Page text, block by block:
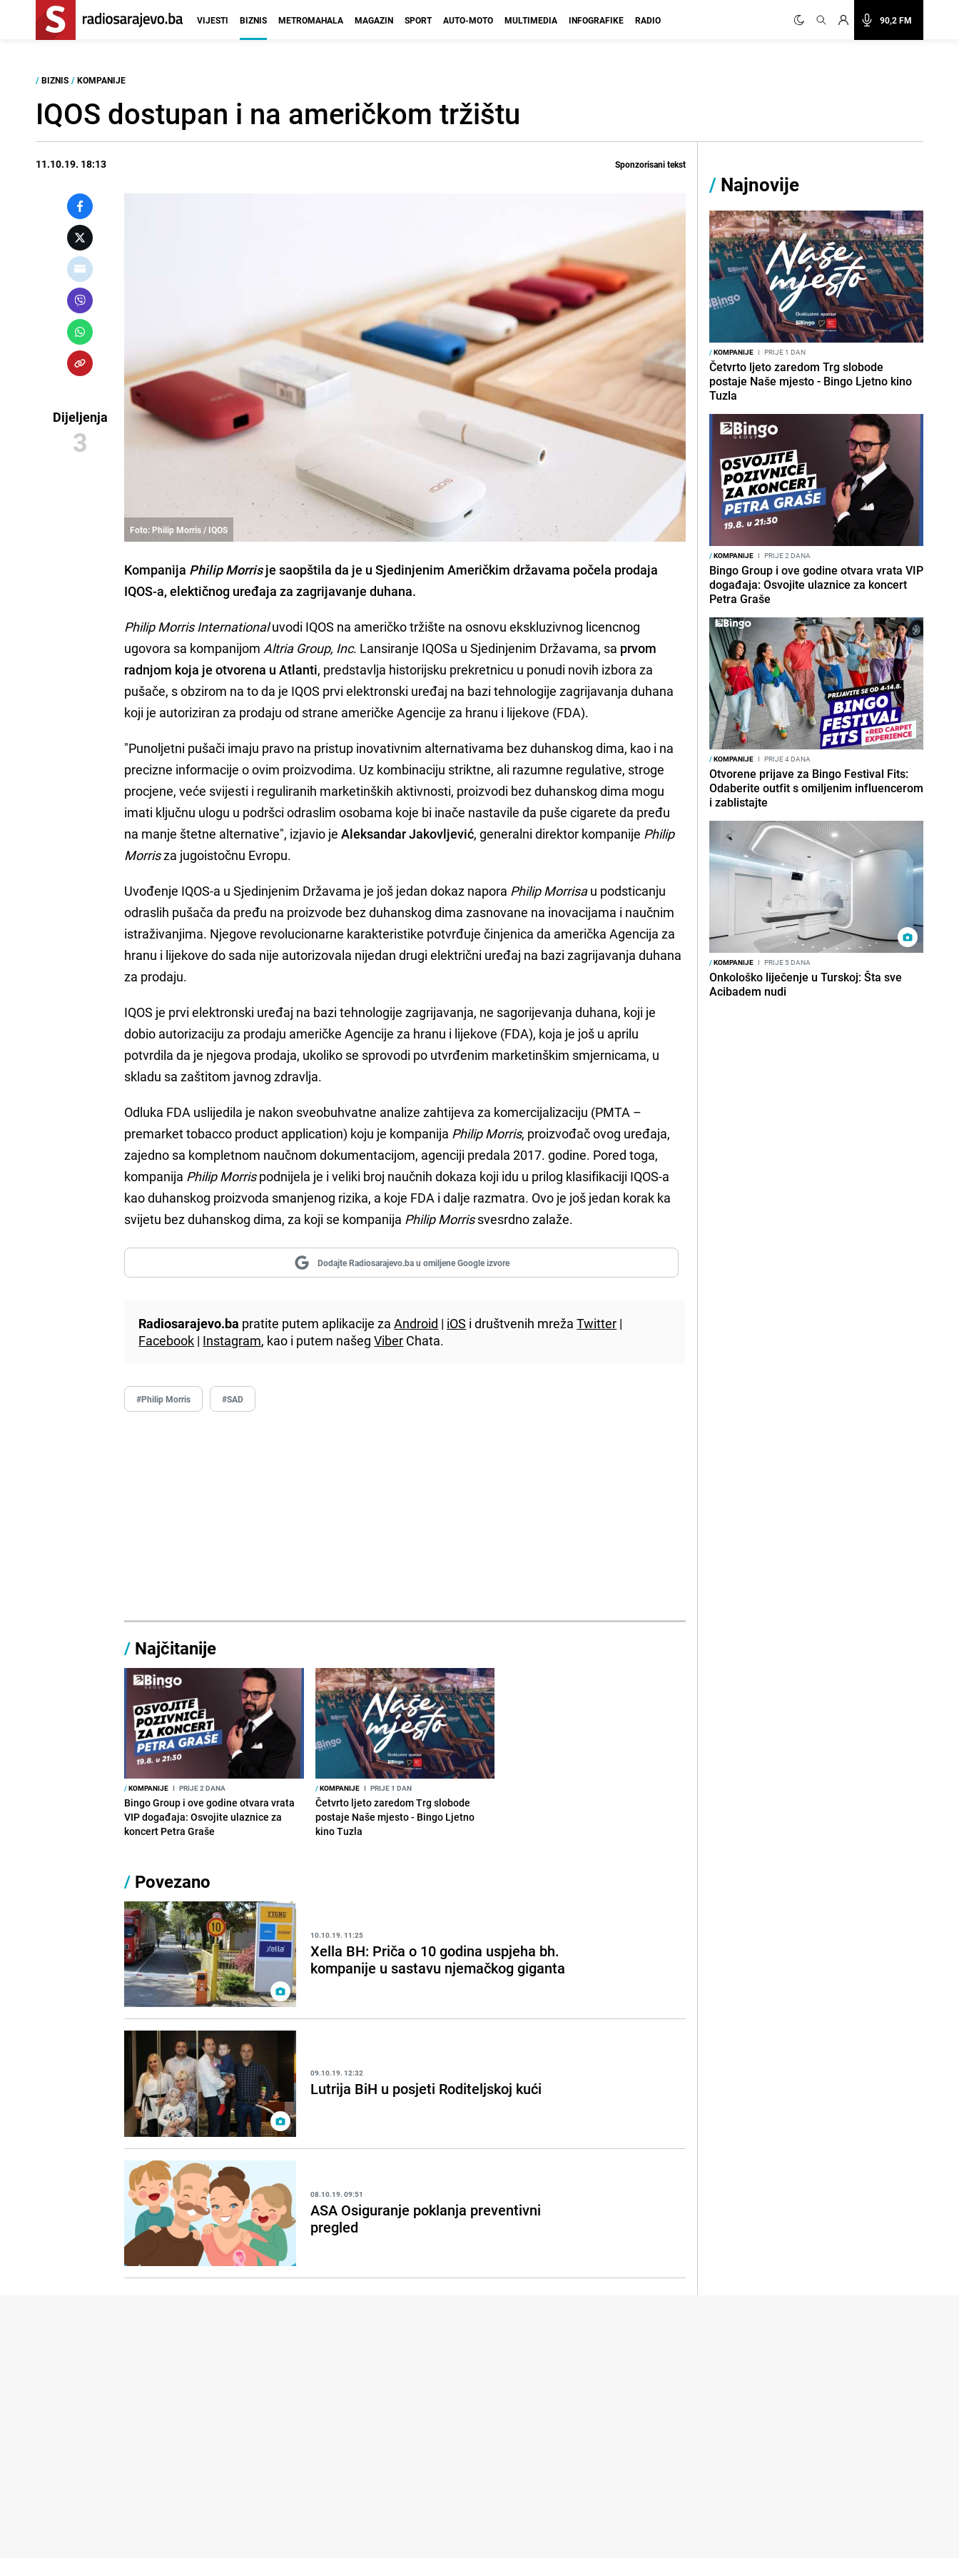
90,2 FM
VIJESTI BIZNIS METROMAHALA MAGAZIN SPORT AUTO-MOTO MULTIMEDIA INFOGRAFIKE RADIO
/ BIZNIS / KOMPANIJE
IQOS dostupan i na američkom tržištu
11.10.19. 18:13 Sponzorisani tekst
Dijeljenja
3
Foto: Philip Morris / IQOS
Kompanija Philip Morrisje saopštila da je u Sjedinjenim Američkim državama počela prodaja
IQOS-a, elektičnog uređaja za zagrijavanje duhana.
Philip Morris Internationaluvodi IQOS na američko tržište na osnovu ekskluzivnog licencnog
ugovora sa kompanijom Altria Group, Inc. Lansiranje IQOSa u Sjedinjenim Državama, sa prvom
radnjom koja je otvorena u Atlanti, predstavlja historijsku prekretnicu u ponudi novih izbora za
pušače, s obzirom na to da je IQOS prvi elektronski uređaj na bazi tehnologije zagrijavanja duhana
koji je autoriziran za prodaju od strane američke Agencije za hranu i lijekove (FDA).
"Punoljetni pušači imaju pravo na pristup inovativnim alternativama bez duhanskog dima, kao i na
precizne informacije o ovim proizvodima. Uz kombinaciju striktne, ali razumne regulative, stroge
procjene, veće svijesti i reguliranih marketinških aktivnosti, proizvodi bez duhanskog dima mogu
imati ključnu ulogu u podršci odraslim osobama koje bi inače nastavile da puše cigarete da pređu
na manje štetne alternative", izjavio jeAleksandar Jakovljević, generalni direktor kompanije Philip
Morrisza jugoistočnu Evropu.
Uvođenje IQOS-a u Sjedinjenim Državama je još jedan dokaz napora Philip Morrisau podsticanju
odraslih pušača da pređu na proizvode bez duhanskog dima zasnovane na inovacijama i naučnim
istraživanjima. Njegove revolucionarne karakteristike potvrđuje činjenica da američka Agencija za
hranu i lijekove do sada nije autorizovala nijedan drugi električni uređaj na bazi zagrijavanja duhana
za prodaju.
IQOS je prvi elektronski uređaj na bazi tehnologije zagrijavanja, ne sagorijevanja duhana, koji je
dobio autorizaciju za prodaju američke Agencije za hranu i lijekove (FDA), koja je još u aprilu
potvrdila da je njegova prodaja, ukoliko se sprovodi po utvrđenim marketinškim smjernicama, u
skladu sa zaštitom javnog zdravlja.
Odluka FDA uslijedila je nakon sveobuhvatne analize zahtijeva za komercijalizaciju (PMTA –
premarket tobacco product application) koju je kompanija Philip Morris, proizvođač ovog uređaja,
zajedno sa kompletnom naučnom dokumentacijom, agenciji predala 2017. godine. Pored toga,
kompanija Philip Morrispodnijela je i veliki broj naučnih dokaza koji idu u prilog klasifikaciji IQOS-a
kao duhanskog proizvoda smanjenog rizika, a koje FDA i dalje razmatra. Ovo je još jedan korak ka
svijetu bez duhanskog dima, za koji se kompanija Philip Morrissvesrdno zalaže.
Dodajte Radiosarajevo.ba u omiljene Google izvore
Radiosarajevo.ba pratite putem aplikacije zaAndroid | iOS i društvenih mrežaTwitter |
Facebook | Instagram, kao i putem našegViber Chata.
#Philip Morris #SAD
/ Najčitanije
/KOMPANIJE I PRIJE 2 DANA
Bingo Group i ove godine otvara vrata
VIP događaja: Osvojite ulaznice za
koncert Petra Graše
/KOMPANIJE I PRIJE 1 DAN
Četvrto ljeto zaredom Trg slobode
postaje Naše mjesto - Bingo Ljetno
kino Tuzla
/ Povezano
10.10.19. 11:25
Xella BH: Priča o 10 godina uspjeha bh.
kompanije u sastavu njemačkog giganta
09.10.19. 12:32
Lutrija BiH u posjeti Roditeljskoj kući
08.10.19. 09:51
ASA Osiguranje poklanja preventivni
pregled
/ Najnovije
/KOMPANIJE I PRIJE 1 DAN
Četvrto ljeto zaredom Trg slobode
postaje Naše mjesto - Bingo Ljetno kino
Tuzla
/KOMPANIJE I PRIJE 2 DANA
Bingo Group i ove godine otvara vrata VIP
događaja: Osvojite ulaznice za koncert
Petra Graše
/KOMPANIJE I PRIJE 4 DANA
Otvorene prijave za Bingo Festival Fits:
Odaberite outfit s omiljenim influencerom
i zablistajte
/KOMPANIJE I PRIJE 5 DANA
Onkološko liječenje u Turskoj: Šta sve
Acibadem nudi